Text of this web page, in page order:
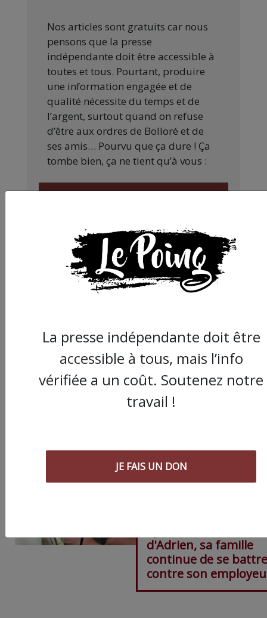
Nos articles sont gratuits car nous
pensons que la presse
indépendante doit être accessible à
toutes et tous. Pourtant, produire
une information engagée et de
qualité nécessite du temps et de
l’argent, surtout quand on refuse
d’être aux ordres de Bolloré et de
ses amis… Pourvu que ça dure ! Ça
tombe bien, ça ne tient qu’à vous :
ARTICLE SUIVANT :
d'Adrien, sa famille
continue de se battre
contre son
La presse indépendante doit être
accessible à tous, mais l’info
vérifiée a un coût. Soutenez notre
travail !
JE FAIS UN DON